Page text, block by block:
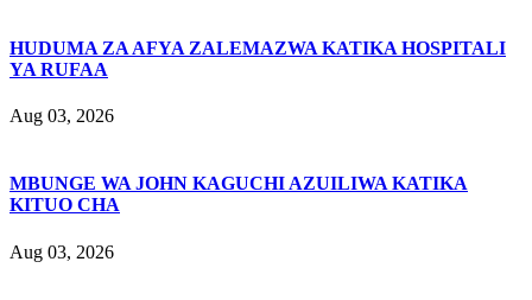
HUDUMA ZA AFYA ZALEMAZWA KATIKA HOSPITALI
YA RUFAA
Aug 03, 2026
MBUNGE WA JOHN KAGUCHI AZUILIWA KATIKA
KITUO CHA
Aug 03, 2026